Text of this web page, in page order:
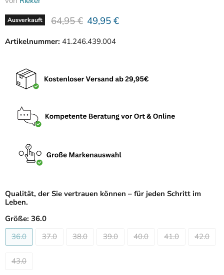
Ausverkauft Ursprünglicher Preis
64,95 € Aktueller Preis
49,95 €
Artikelnummer: 41.246.439.004
Qualität, der Sie vertrauen können – für jeden Schritt im
Leben.
Größe: 36.0
36.0
37.0 38.0 39.0 40.0 41.0 42.0
43.0